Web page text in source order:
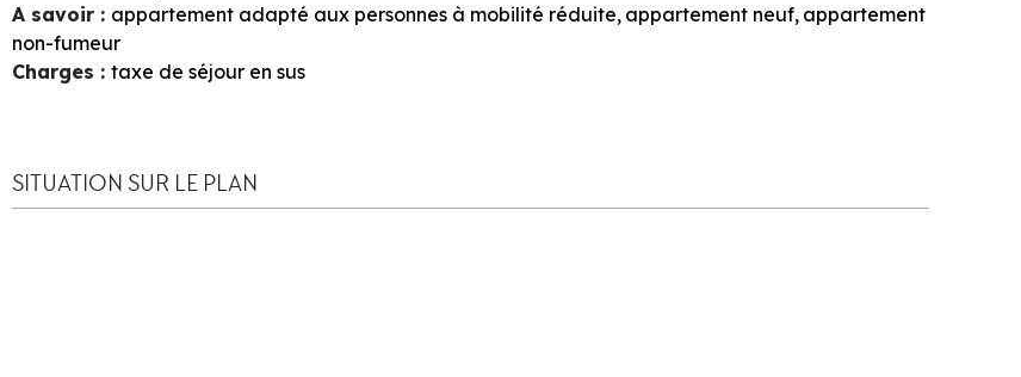
A savoir : appartement adapté aux personnes à mobilité réduite appartement neuf appartement
non-fumeur
Charges : taxe de séjour en sus
SITUATION SUR LE PLAN